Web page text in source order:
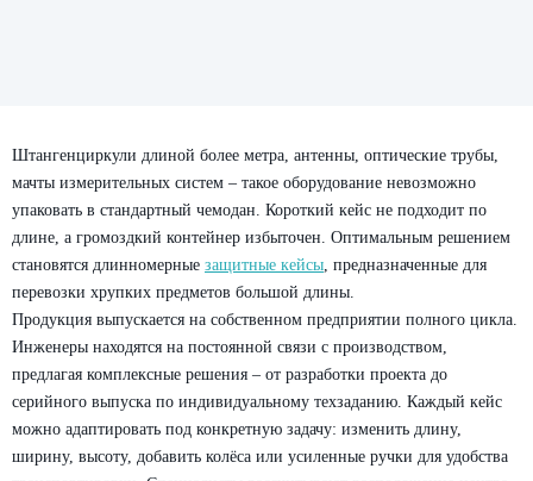
Контейнеры
Патриот
СЛК
Контейнеры
Патриот
СМК
Контейнеры
Патриот
Штангенциркули длиной более метра, антенны, оптические трубы,
мачты измерительных систем – такое оборудование невозможно
упаковать в стандартный чемодан. Короткий кейс не подходит по
длине, а громоздкий контейнер избыточен. Оптимальным решением
становятся длинномерные защитные кейсы, предназначенные для
перевозки хрупких предметов большой длины.
Продукция выпускается на собственном предприятии полного цикла.
Инженеры находятся на постоянной связи с производством,
предлагая комплексные решения – от разработки проекта до
серийного выпуска по индивидуальному техзаданию. Каждый кейс
можно адаптировать под конкретную задачу: изменить длину,
ширину, высоту, добавить колёса или усиленные ручки для удобства